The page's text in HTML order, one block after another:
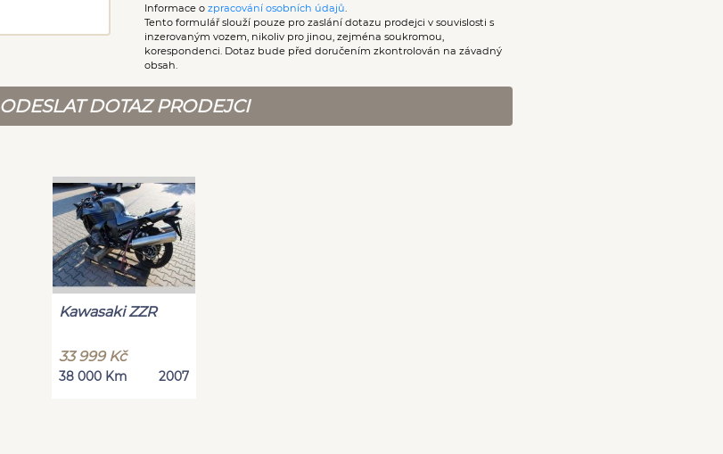
Informace o zpracování osobních údajů
Tento formulář slouží pouze pro zaslání dotazu prodejci v souvislosti s
inzerovaným vozem, nikoliv pro jinou, zejména soukromou,
korespondenci. Dotaz bude před doručením zkontrolován na závadný
obsah.
ODESLAT DOTAZ PRODEJCI
Kawasaki ZZR
33 999 Kč
38 000 Km 2007